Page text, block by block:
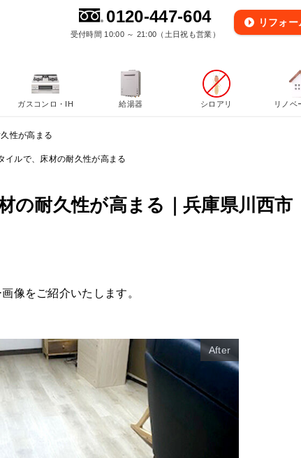
0120-447-604
受付時間 10:00 ～ 21:00（土日祝も営業）
リフォー
性が高まる
イルで、床材の耐久性が高まる
の耐久性が高まる｜兵庫県川西市
像をご紹介いたします。
After
ガスコンロ・IH 給湯器 シロアリ リノベ